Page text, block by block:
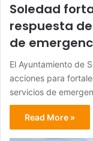
Soledad
respuesta
de
El Ayuntamiento de
acciones para
servicios de
Read More »